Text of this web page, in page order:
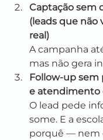
Captação sem
(leads que não
real)
A campanha
mas não gera
Follow-up sem
e atendimento
O lead pede
some. E a
porquê — nem